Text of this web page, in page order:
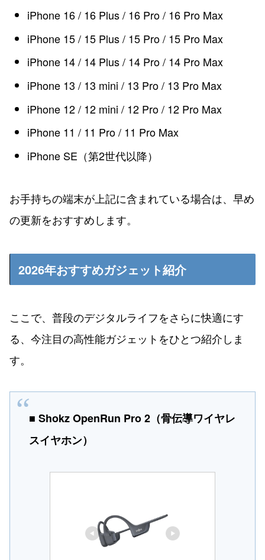
iPhone 16 / 16 Plus / 16 Pro / 16 Pro Max
iPhone 15 / 15 Plus / 15 Pro / 15 Pro Max
iPhone 14 / 14 Plus / 14 Pro / 14 Pro Max
iPhone 13 / 13 mini / 13 Pro / 13 Pro Max
iPhone 12 / 12 mini / 12 Pro / 12 Pro Max
iPhone 11 / 11 Pro / 11 Pro Max
iPhone SE（第2世代以降）
お手持ちの端末が上記に含まれている場合は、早め
の更新をおすすめします。
2026年おすすめガジェット紹介
ここで、普段のデジタルライフをさらに快適にす
る、今注目の高性能ガジェットをひとつ紹介しま
す。
■ Shokz OpenRun Pro 2（骨伝導ワイヤレ
スイヤホン）